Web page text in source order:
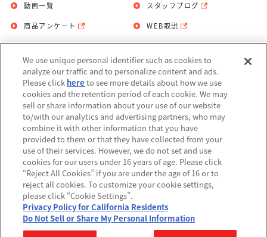
動画一覧
商品アンケート
スタッフブログ
WEB取説
お問い合わせ 個人情報保護方針
利用規約
Do Not Sell or Share My Personal
Information
アレルギー情報
©BANDAI
We use unique personal identifier such as cookies to
analyze our traffic and to personalize content and ads.
Please click here to see more details about how we use
cookies and the retention period of each cookie. We may
sell or share information about your use of our website
to/with our analytics and advertising partners, who may
combine it with other information that you have
provided to them or that they have collected from your
use of their services. However, we do not set and use
cookies for our users under 16 years of age. Please click
“Reject All Cookies” if you are under the age of 16 or to
reject all cookies. To customize your cookie settings,
please click “Cookie Settings”.
Privacy Policy for California Residents
Do Not Sell or Share My Personal Information